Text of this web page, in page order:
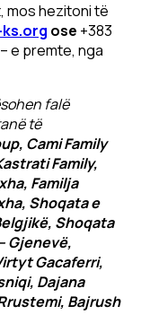
mos hezitoni të
ose +383
e premte, nga
falë
të
Cami Family
Family,
Familja
Shoqata e
Shoqata
Gjenevë,
Gacaferri,
Dajana
Bajrush